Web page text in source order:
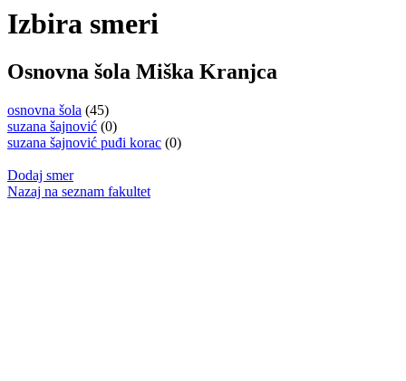
Izbira smeri
Osnovna šola Miška Kranjca
osnovna šola (45)
suzana šajnović (0)
suzana šajnović puđi korac (0)
Dodaj smer
Nazaj na seznam fakultet